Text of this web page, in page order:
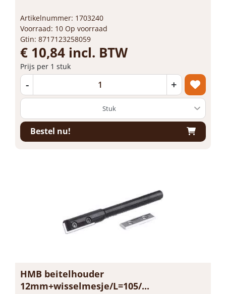
Artikelnummer: 1703240
Voorraad: 10 Op voorraad
Gtin: 8717123258059
€ 10,84 incl. BTW
Prijs per 1 stuk
- +
Bestel nu!
HMB beitelhouder
12mm+wisselmesje/L=105/...